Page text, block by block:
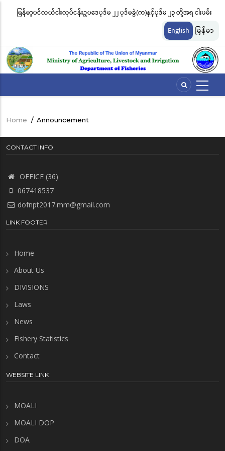
မြန်မာ့ပင်လယ်ငါးလုပ်ငန်းဥပဒေပုဒ်မ ၂၂ ပုဒ်မခွဲ(က)နှင့်ပုဒ်မ ၂၃ တို့အရ ငါးဖမ်း
ကိရိယာအမျိုးအစားအလိုက် လိုင်စင်ခနှုန်းထားများကို အောက်ပါအတိုင်း
English မြန်မာ
Breadcrumb
Home / Announcement
CONTACT INFO
OFFICE (36)
067418537
dofnpt2017.mm@gmail.com
LINK FOOTER
Home
About Us
DIVISIONS
Laws
News
Fishery Statistics
Contact
WEBSITE LINK
MOALI
MOALI DOP
DOA